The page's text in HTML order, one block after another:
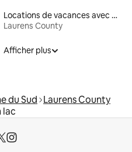
Locations de vacances avec piscine
Laurens County
Afficher plus
du Sud Laurens County
lac